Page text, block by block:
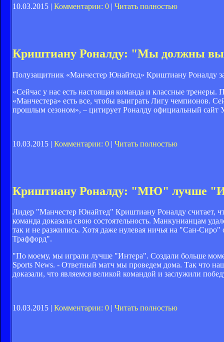
10.03.2015 | Комментарии: 0 | Читать полностью
Криштиану Роналду: "Мы должны
Полузащитник «Манчестер Юнайтед» Криштиану Роналду
«Сейчас у нас есть настоящая команда и классные
«Манчестера» есть все, чтобы выиграть Лигу чемпионов.
прошлым сезоном», – цитирует Роналду официальный
10.03.2015 | Комментарии: 0 | Читать полностью
Криштиану Роналду: "МЮ" лучше
Лидер "Манчестер Юнайтед" Криштиану Роналду считает,
команда доказала свою состоятельность. Манкунианцам
так и не разжились. Хотя даже нулевая ничья на "Сан-
Траффорд".
"По моему, мы играли лучше "Интера". Создали больше
Sports News. - Ответный матч мы проведем дома. Так что
доказали, что являемся великой командой и заслужили
10.03.2015 | Комментарии: 0 | Читать полностью